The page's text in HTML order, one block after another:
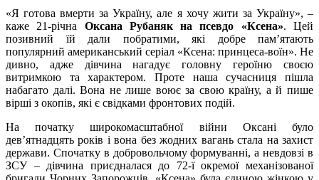
«Я готова вмерти за Україну, але я хочу жити за Україну», –
каже 21-річна Оксана Рубаняк на псевдо «Ксена». Цей
позивний їй дали побратими, які добре пам’ятають
популярний американський серіал «Ксена: принцеса-воїн». Не
дивно, адже дівчина нагадує головну героїню своєю
витримкою та характером. Проте наша сучасниця пішла
набагато далі. Вона не лише воює за свою країну, а й пише
вірші з окопів, які є свідками фронтових подій.
На початку широкомасштабної війни Оксані було
дев’ятнадцять років і вона без жодних вагань стала на захист
держави. Спочатку в добровольчому формуванні, а невдовзі в
ЗСУ – дівчина приєдналася до 72-ї окремої механізованої